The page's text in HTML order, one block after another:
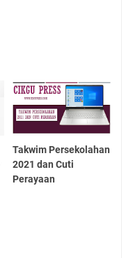
Takwim Persekolahan
2021 dan Cuti
Perayaan